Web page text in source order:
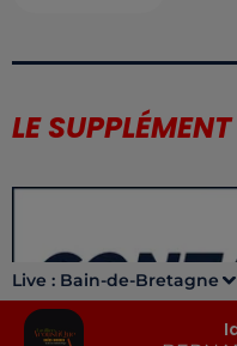
Live : Bain-de-Bretagne
LE SUPPLÉMENT